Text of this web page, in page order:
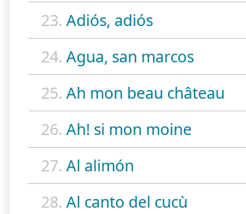
23. Adiós, adiós
24. Agua, san marcos
25. Ah mon beau château
26. Ah! si mon moine
27. Al alimón
28. Al canto del cucù